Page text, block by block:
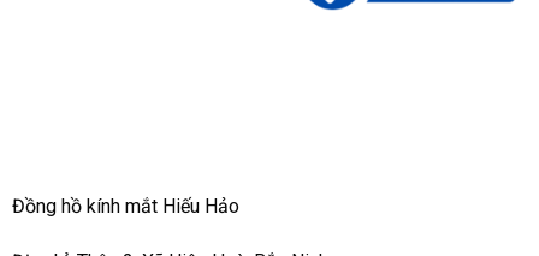
Đồng hồ kính mắt Hiếu Hảo